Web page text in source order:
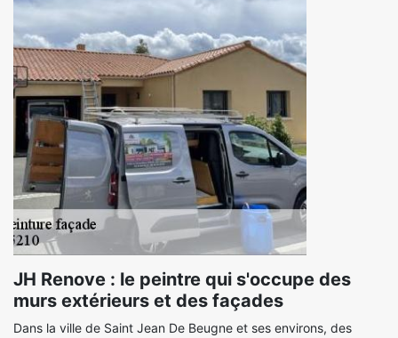
JH Renove : le peintre qui s'occupe des
murs extérieurs et des façades
Dans la ville de Saint Jean De Beugne et ses environs, des